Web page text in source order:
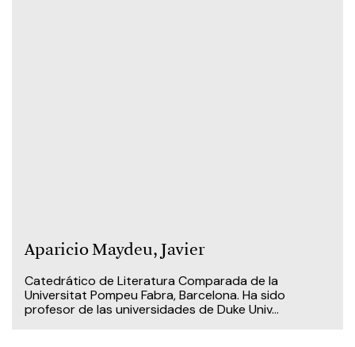
Aparicio Maydeu, Javier
Catedrático de Literatura Comparada de la
Universitat Pompeu Fabra, Barcelona. Ha sido
profesor de las universidades de Duke Univ...